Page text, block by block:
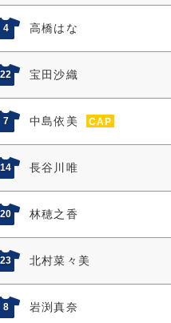
4 高橋はな
22 宝田沙織
7 中島依美 CAP
14 長谷川唯
20 林穂之香
23 北村菜々美
8 岩渕真奈